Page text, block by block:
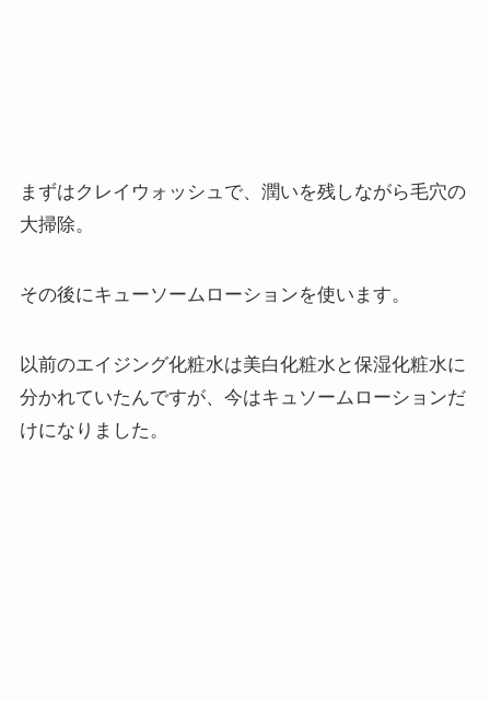
まずはクレイウォッシュで、潤いを残しながら毛穴の
大掃除。
その後にキューソームローションを使います。
以前のエイジング化粧水は美白化粧水と保湿化粧水に
分かれていたんですが、今はキュソームローションだ
けになりました。